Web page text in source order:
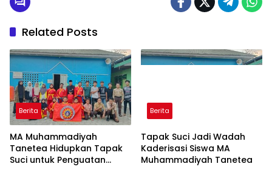
Related Posts
Berita
MA Muhammadiyah
Tanetea Hidupkan Tapak
Suci untuk Penguatan
Berita
Tapak Suci Jadi Wadah
Kaderisasi Siswa MA
Muhammadiyah Tanetea